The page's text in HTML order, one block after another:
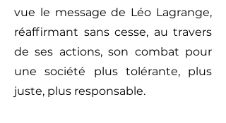
vue le message de Léo Lagrange,
réaffirmant sans cesse, au travers
de ses actions, son combat pour
une société plus tolérante, plus
juste, plus responsable.